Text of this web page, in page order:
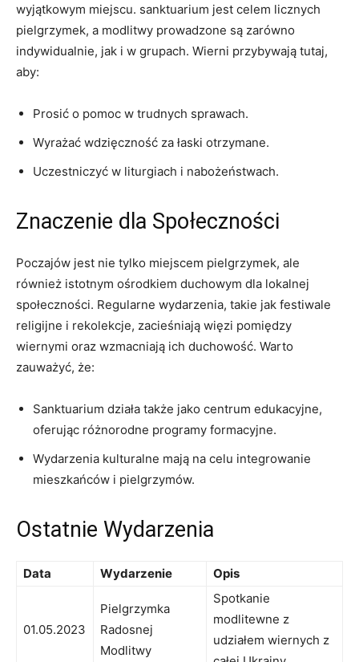
wyjątkowym miejscu. sanktuarium jest celem licznych
pielgrzymek, a modlitwy prowadzone są zarówno
indywidualnie, jak i w grupach. Wierni przybywają tutaj,
aby:
Prosić o pomoc w trudnych sprawach.
Wyrażać wdzięczność za łaski otrzymane.
Uczestniczyć w liturgiach i nabożeństwach.
Znaczenie dla Społeczności
Poczajów jest nie tylko miejscem pielgrzymek, ale
również istotnym ośrodkiem duchowym dla lokalnej
społeczności. Regularne wydarzenia, takie jak festiwale
religijne i rekolekcje, zacieśniają więzi pomiędzy
wiernymi oraz wzmacniają ich duchowość. Warto
zauważyć, że:
Sanktuarium działa także jako centrum edukacyjne,
oferując różnorodne programy formacyjne.
Wydarzenia kulturalne mają na celu integrowanie
mieszkańców i pielgrzymów.
Ostatnie Wydarzenia
Data Wydarzenie Opis
01.05.2023
Pielgrzymka
Radosnej
Modlitwy
Spotkanie
modlitewne z
udziałem wiernych z